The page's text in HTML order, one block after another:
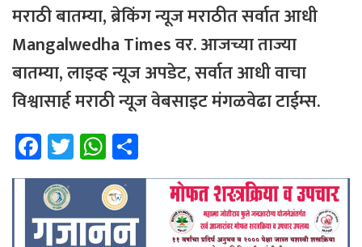
मराठी बातम्या, ब्रेकिंग न्यूज मराठीत सर्वात आधी
Mangalwedha Times वर. आजच्या ताज्या
बातम्या, लाइव्ह न्यूज अपडेट, सर्वात आधी वाचा
विश्वासार्ह मराठी न्यूज वेबसाइट मंगळवेढा टाईम्स.
Fa
ce
b
o
T
wi
er
W
h
at
sA
ar